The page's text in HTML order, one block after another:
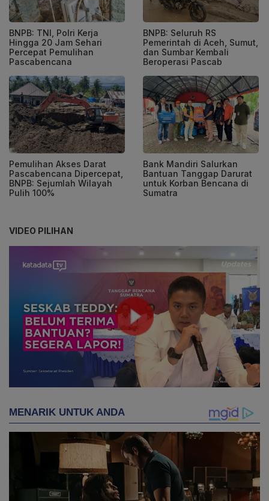
BNPB: TNI, Polri Kerja
Hingga 20 Jam Sehari
Percepat Pemulihan
Pascabencana
BNPB: Seluruh RS
Pemerintah di Aceh, Sumut,
dan Sumbar Kembali
Beroperasi Pascab
Pemulihan Akses Darat
Pascabencana Dipercepat,
BNPB: Sejumlah Wilayah
Pulih 100%
Bank Mandiri Salurkan
Bantuan Tanggap Darurat
untuk Korban Bencana di
Sumatra
VIDEO PILIHAN